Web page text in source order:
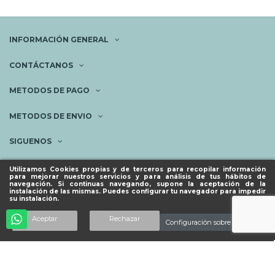
Utilizamos Cookies propias y de terceros para recopilar información
para mejorar nuestros servicios y para análisis de tus hábitos de
navegación. Si continuas navegando, supone la aceptación de la
instalación de las mismas. Puedes configurar tu navegador para impedir
su instalación.
Aceptar Rechazar Configuración sobre cookies
INFORMACIÓN GENERAL
CONTÁCTANOS
METODOS DE PAGO
METODOS DE ENVIO
SIGUENOS
NEWSLETTER